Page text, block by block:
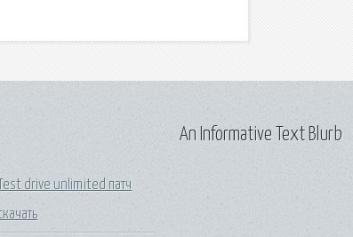
Test drive unlimited патч
An Informative Text Blurb